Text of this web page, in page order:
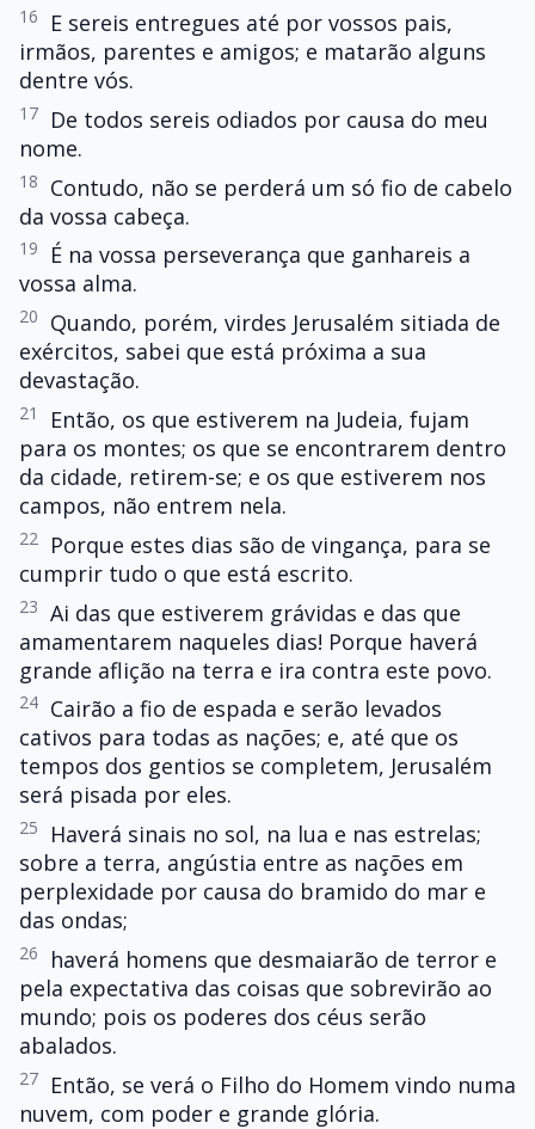
16
E sereis entregues até por vossos pais,
irmãos, parentes e amigos; e matarão alguns
dentre vós.
17
De todos sereis odiados por causa do meu
nome.
18
Contudo, não se perderá um só fio de cabelo
da vossa cabeça.
19
É na vossa perseverança que ganhareis a
vossa alma.
20
Quando, porém, virdes Jerusalém sitiada de
exércitos, sabei que está próxima a sua
devastação.
21
Então, os que estiverem na Judeia, fujam
para os montes; os que se encontrarem dentro
da cidade, retirem-se; e os que estiverem nos
campos, não entrem nela.
22
Porque estes dias são de vingança, para se
cumprir tudo o que está escrito.
23 Ai das que estiverem grávidas e das que
amamentarem naqueles dias! Porque haverá
grande aflição na terra e ira contra este povo.
24 Cairão a fio de espada e serão levados
cativos para todas as nações; e, até que os
tempos dos gentios se completem, Jerusalém
será pisada por eles.
25
Haverá sinais no sol, na lua e nas estrelas;
sobre a terra, angústia entre as nações em
perplexidade por causa do bramido do mar e
das ondas;
26
haverá homens que desmaiarão de terror e
pela expectativa das coisas que sobrevirão ao
mundo; pois os poderes dos céus serão
abalados.
27
Então, se verá o Filho do Homem vindo numa
nuvem, com poder e grande glória.